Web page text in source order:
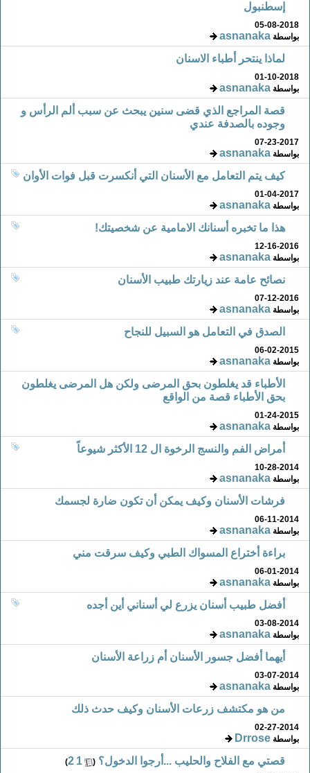
إسطنبول
05-08-2018
بواسطةasnanaka
لماذا ينتحر أطباء الاسنان
01-10-2018
بواسطةasnanaka
قصة المراجع الذي قضى سنين يبحث عن سبب ألم الرأس و
وجوده بالصدفة عندي
07-23-2017
بواسطةasnanaka
كيف يتم التعامل مع الأسنان التي أنكسرت قبل فوات الأوان
01-04-2017
بواسطةasnanaka
هذا ما تخبره أسنانك الامامية عن شخصيتك!
12-16-2016
بواسطةasnanaka
نصائح عامة عند زيارتك طبيب الأسنان
07-12-2016
بواسطةasnanaka
الصدق في التعامل هو السبيل للنجاح
06-02-2015
بواسطةasnanaka
الأطباء قد يغلطون بحق المرضى ولكن هل المرضى يغلطون
بحق الأطباء قصة من الواقع
01-24-2015
بواسطةasnanaka
أمراض الفم والنسج الرخوة ال 12 الأكثر شيوعاً
10-28-2014
بواسطةasnanaka
فرشات الأسنان وكيف يمكن أن تكون ضارة لجسمك
06-11-2014
بواسطةasnanaka
براءة أختراع المسواك الطبي وكيف سرقت مني
06-01-2014
بواسطةasnanaka
أفضل طبيب أسنان يزرع لي أسناني أين أجده
03-08-2014
بواسطةasnanaka
أيهما أفضل جسور الأسنان أم زراعة الأسنان
03-07-2014
بواسطةasnanaka
من هو مكتشف زرعات الأسنان وكيف حدث ذلك
02-27-2014
بواسطةDrrose
قصتي مع الفلاح والحليب ...أرجوا الدخول؟‏
(
1
2
)